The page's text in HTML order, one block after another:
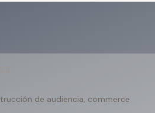
de audiencia, commerce